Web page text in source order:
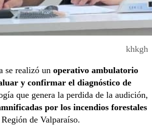
khkgh
se realizó un operativo ambulatorio
y confirmar el diagnóstico de
que genera la perdida de la audición,
por los incendios forestales
de Valparaíso.